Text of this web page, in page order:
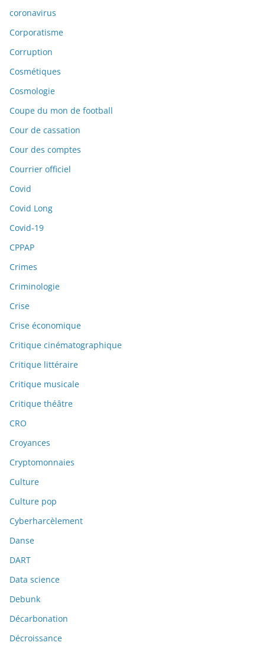
coronavirus
Corporatisme
Corruption
Cosmétiques
Cosmologie
Coupe du mon de football
Cour de cassation
Cour des comptes
Courrier officiel
Covid
Covid Long
Covid-19
CPPAP
Crimes
Criminologie
Crise
Crise économique
Critique cinématographique
Critique littéraire
Critique musicale
Critique théâtre
CRO
Croyances
Cryptomonnaies
Culture
Culture pop
Cyberharcèlement
Danse
DART
Data science
Debunk
Décarbonation
Décroissance